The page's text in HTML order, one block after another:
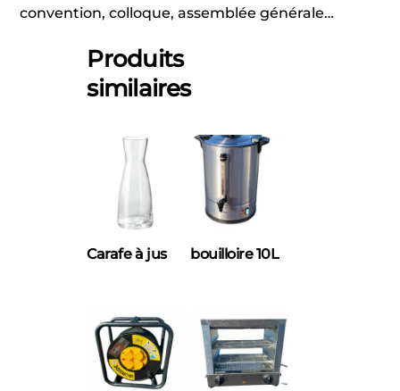
convention, colloque, assemblée générale…
Produits
similaires
Carafe à jus bouilloire 10L